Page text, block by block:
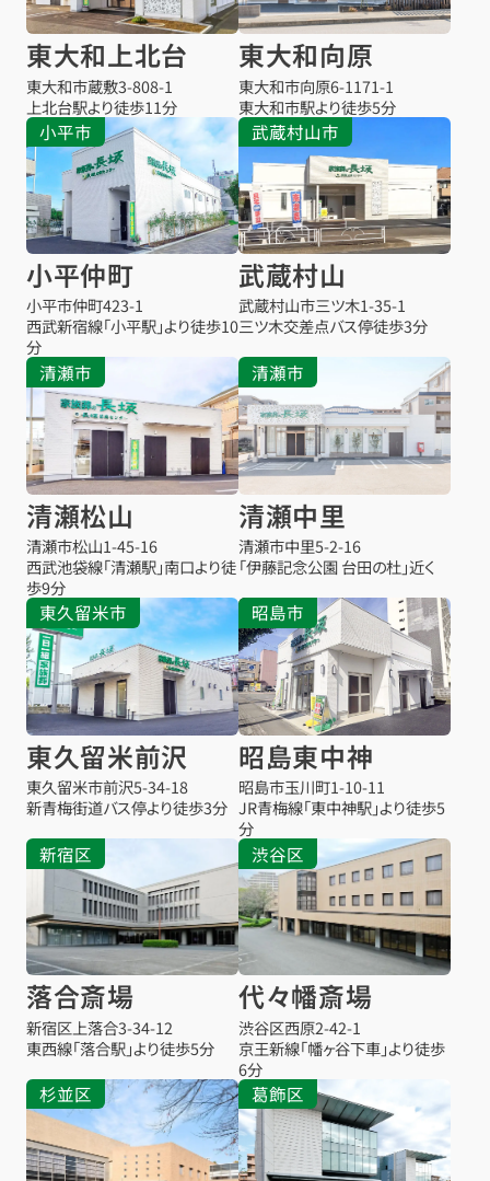
東大和上北台
東大和市蔵敷3-808-1
上北台駅より徒歩11分
東大和向原
東大和市向原6-1171-1
東大和市駅より徒歩5分
小平市
小平仲町
小平市仲町423-1
西武新宿線「小平駅」より徒歩10
分
武蔵村山市
武蔵村山
武蔵村山市三ツ木1-35-1
三ツ木交差点バス停徒歩3分
清瀬市
清瀬松山
清瀬市松山1-45-16
西武池袋線「清瀬駅」南口より徒
歩9分
清瀬市
清瀬中里
清瀬市中里5-2-16
「伊藤記念公園 台田の杜」近く
東久留米市
東久留米前沢
東久留米市前沢5-34-18
新青梅街道バス停より徒歩3分
昭島市
昭島東中神
昭島市玉川町1-10-11
JR青梅線「東中神駅」より徒歩5
分
新宿区
落合斎場
新宿区上落合3-34-12
東西線「落合駅」より徒歩5分
渋谷区
代々幡斎場
渋谷区西原2-42-1
京王新線「幡ヶ谷下車」より徒歩
6分
杉並区 葛飾区